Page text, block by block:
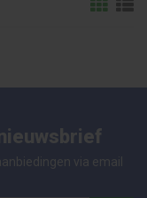
via email